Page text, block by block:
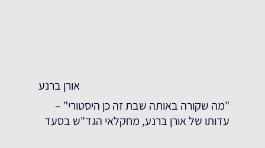
אורן ברנע
"מה שקורה באותה שבת זה כן היסטורי" –
עדותו של אורן ברנע, מחקלאי הגד"ש בסעד